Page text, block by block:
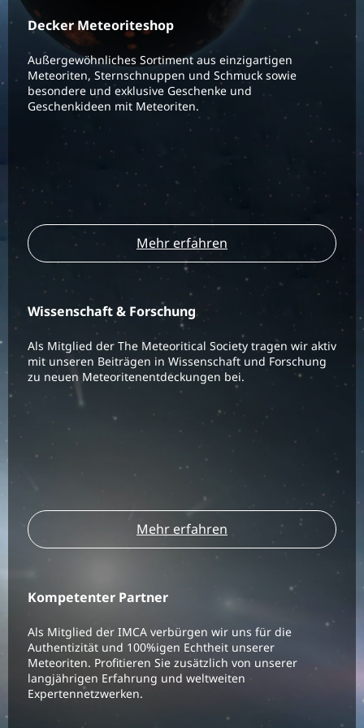
Decker Meteoriteshop
Außergewöhnliches Sortiment aus einzigartigen
Meteoriten, Sternschnuppen und Schmuck sowie
besondere und exklusive Geschenke und
Geschenkideen mit Meteoriten.
Mehr erfahren
Wissenschaft & Forschung
Als Mitglied der The Meteoritical Society tragen wir aktiv
mit unseren Beiträgen in Wissenschaft und Forschung
zu neuen Meteoritenentdeckungen bei.
Mehr erfahren
Kompetenter Partner
Als Mitglied der IMCA verbürgen wir uns für die
Authentizität und 100%igen Echtheit unserer
Meteoriten. Profitieren Sie zusätzlich von unserer
langjährigen Erfahrung und weltweiten
Expertennetzwerken.